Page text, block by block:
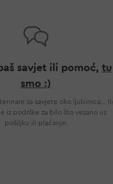
savjet ili pomoć, tu
smo :)
za savjete oko ljubimca... Ili
iz podrške za bilo što vezano uz
pošiljku ili plaćanje.